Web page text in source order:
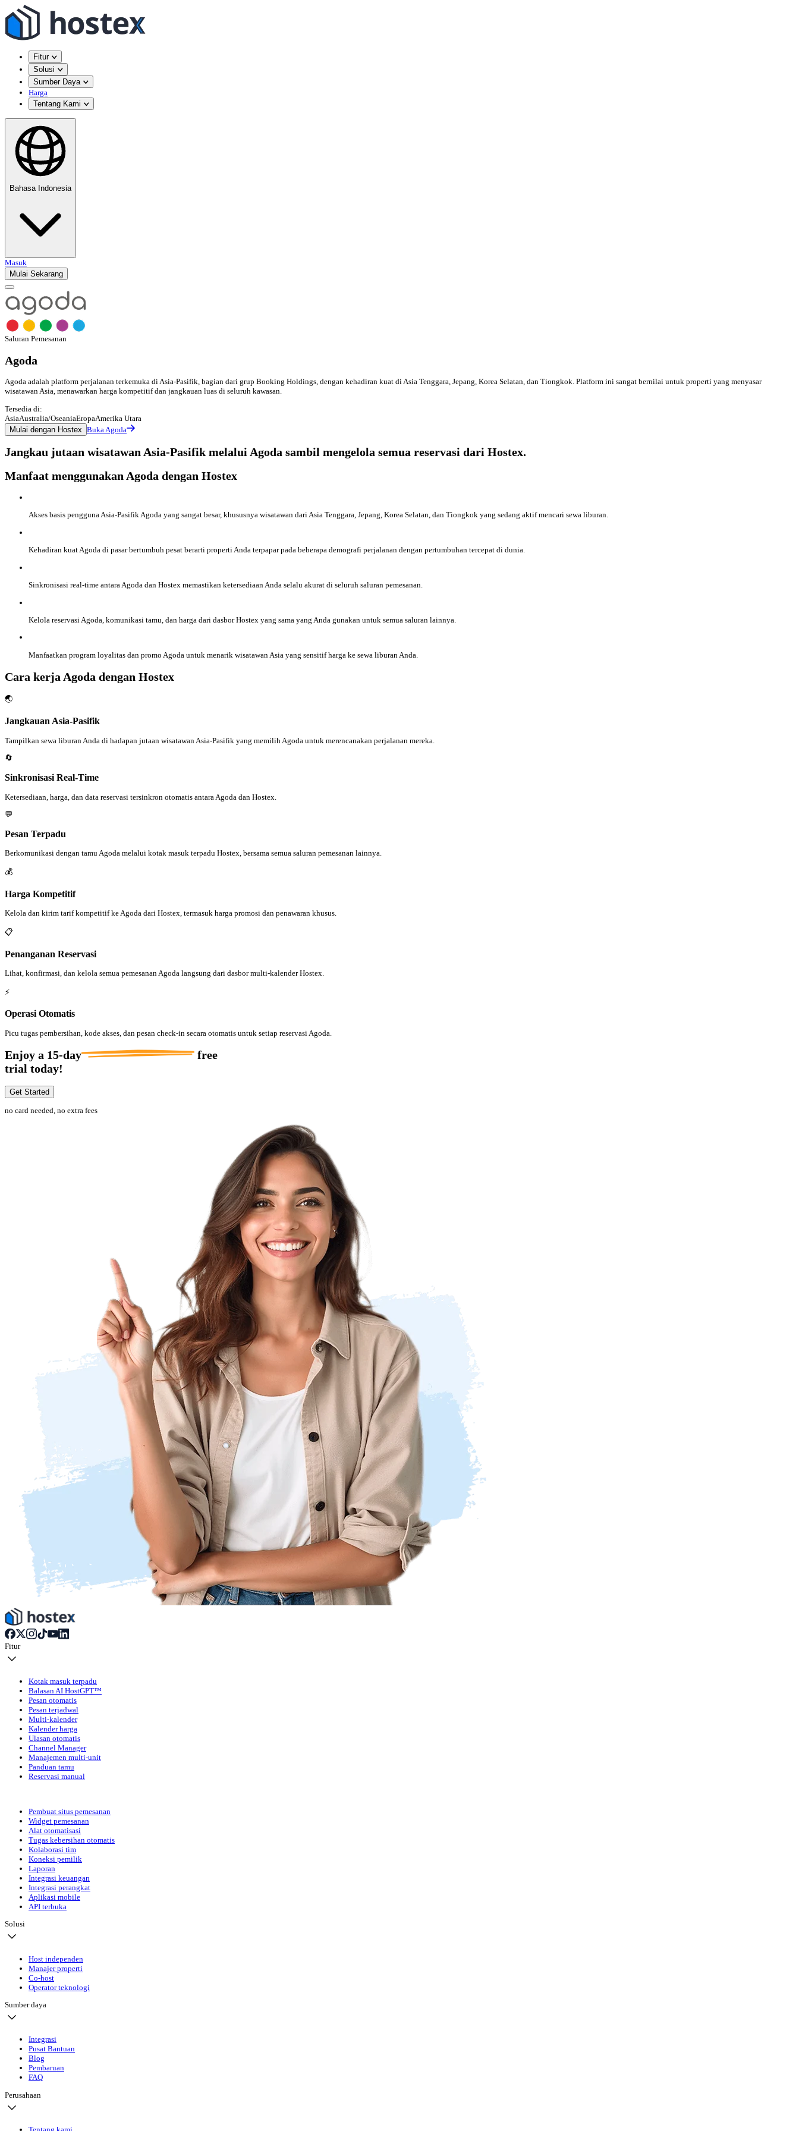
Fitur
Solusi
Sumber Daya
Harga
Tentang Kami
Bahasa Indonesia
Masuk
Mulai Sekarang
Saluran Pemesanan
Agoda
Agoda adalah platform perjalanan terkemuka di Asia-Pasifik, bagian dari grup Booking Holdings, dengan kehadiran kuat di Asia Tenggara, Jepang, Korea Selatan, dan Tiongkok. Platform ini sangat bernilai untuk properti yang menyasar
wisatawan Asia, menawarkan harga kompetitif dan jangkauan luas di seluruh kawasan.
Tersedia di:
AsiaAustralia/OseaniaEropaAmerika Utara
Mulai dengan Hostex Buka Agoda
Jangkau jutaan wisatawan Asia-Pasifik melalui Agoda sambil mengelola semua reservasi dari Hostex.
Manfaat menggunakan Agoda dengan Hostex
Akses basis pengguna Asia-Pasifik Agoda yang sangat besar, khususnya wisatawan dari Asia Tenggara, Jepang, Korea Selatan, dan Tiongkok yang sedang aktif mencari sewa liburan.
Kehadiran kuat Agoda di pasar bertumbuh pesat berarti properti Anda terpapar pada beberapa demografi perjalanan dengan pertumbuhan tercepat di dunia.
Sinkronisasi real-time antara Agoda dan Hostex memastikan ketersediaan Anda selalu akurat di seluruh saluran pemesanan.
Kelola reservasi Agoda, komunikasi tamu, dan harga dari dasbor Hostex yang sama yang Anda gunakan untuk semua saluran lainnya.
Manfaatkan program loyalitas dan promo Agoda untuk menarik wisatawan Asia yang sensitif harga ke sewa liburan Anda.
Cara kerja Agoda dengan Hostex
🌏
Jangkauan Asia-Pasifik
Tampilkan sewa liburan Anda di hadapan jutaan wisatawan Asia-Pasifik yang memilih Agoda untuk merencanakan perjalanan mereka.
🔄
Sinkronisasi Real-Time
Ketersediaan, harga, dan data reservasi tersinkron otomatis antara Agoda dan Hostex.
💬
Pesan Terpadu
Berkomunikasi dengan tamu Agoda melalui kotak masuk terpadu Hostex, bersama semua saluran pemesanan lainnya.
💰
Harga Kompetitif
Kelola dan kirim tarif kompetitif ke Agoda dari Hostex, termasuk harga promosi dan penawaran khusus.
📋
Penanganan Reservasi
Lihat, konfirmasi, dan kelola semua pemesanan Agoda langsung dari dasbor multi-kalender Hostex.
⚡
Operasi Otomatis
Picu tugas pembersihan, kode akses, dan pesan check-in secara otomatis untuk setiap reservasi Agoda.
Enjoy a 15-day
free
trial today!
Get Started
no card needed, no extra fees
Fitur
Kotak masuk terpadu
Balasan AI HostGPT™
Pesan otomatis
Pesan terjadwal
Multi-kalender
Kalender harga
Ulasan otomatis
Channel Manager
Manajemen multi-unit
Panduan tamu
Reservasi manual
Pembuat situs pemesanan
Widget pemesanan
Alat otomatisasi
Tugas kebersihan otomatis
Kolaborasi tim
Koneksi pemilik
Laporan
Integrasi keuangan
Integrasi perangkat
Aplikasi mobile
API terbuka
Solusi
Host independen
Manajer properti
Co-host
Operator teknologi
Sumber daya
Integrasi
Pusat Bantuan
Blog
Pembaruan
FAQ
Perusahaan